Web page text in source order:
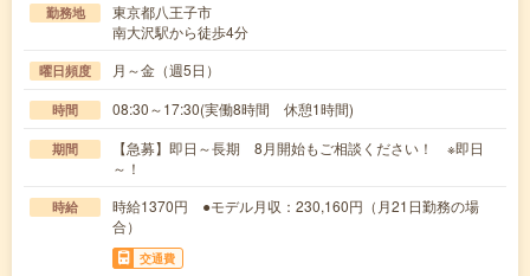
勤務地
東京都八王子市
南大沢駅から徒歩4分
曜日頻度 月～金（週5日）
時間 08:30～17:30(実働8時間 休憩1時間)
期間
【急募】即日～長期 8月開始もご相談ください！ ※即日
～！
時給
時給1370円 ●モデル月収：230,160円（月21日勤務の場
合）
交通費